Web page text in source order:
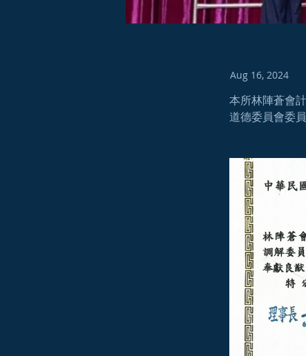
Aug 16, 2024
本所林陣蒼會
道德委員會委